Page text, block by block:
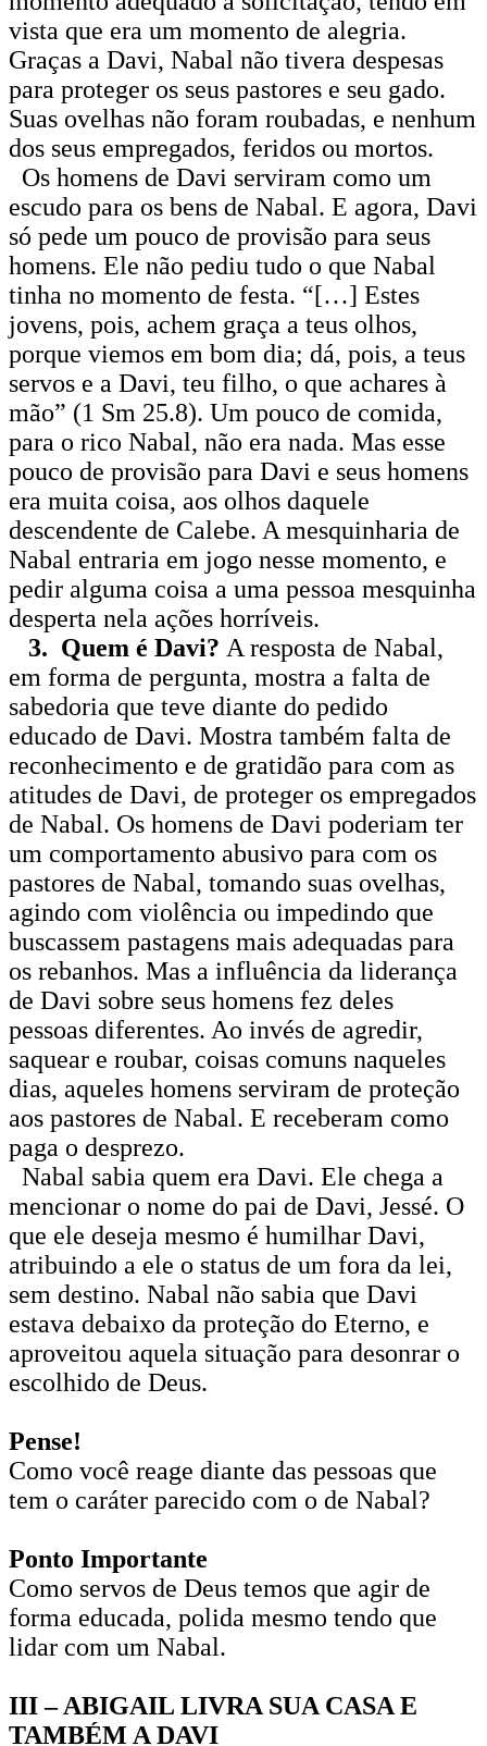
vista que era um momento de alegria.
Graças a Davi, Nabal não tivera despesas
para proteger os seus pastores e seu gado.
Suas ovelhas não foram roubadas, e nenhum
dos seus empregados, feridos ou mortos.
Os homens de Davi serviram como um
escudo para os bens de Nabal. E agora, Davi
só pede um pouco de provisão para seus
homens. Ele não pediu tudo o que Nabal
tinha no momento de festa. “[…] Estes
jovens, pois, achem graça a teus olhos,
porque viemos em bom dia; dá, pois, a teus
servos e a Davi, teu filho, o que achares à
mão” (1 Sm 25.8). Um pouco de comida,
para o rico Nabal, não era nada. Mas esse
pouco de provisão para Davi e seus homens
era muita coisa, aos olhos daquele
descendente de Calebe. A mesquinharia de
Nabal entraria em jogo nesse momento, e
pedir alguma coisa a uma pessoa mesquinha
desperta nela ações horríveis.
3. Quem é Davi? A resposta de Nabal,
em forma de pergunta, mostra a falta de
sabedoria que teve diante do pedido
educado de Davi. Mostra também falta de
reconhecimento e de gratidão para com as
atitudes de Davi, de proteger os empregados
de Nabal. Os homens de Davi poderiam ter
um comportamento abusivo para com os
pastores de Nabal, tomando suas ovelhas,
agindo com violência ou impedindo que
buscassem pastagens mais adequadas para
os rebanhos. Mas a influência da liderança
de Davi sobre seus homens fez deles
pessoas diferentes. Ao invés de agredir,
saquear e roubar, coisas comuns naqueles
dias, aqueles homens serviram de proteção
aos pastores de Nabal. E receberam como
paga o desprezo.
Nabal sabia quem era Davi. Ele chega a
mencionar o nome do pai de Davi, Jessé. O
que ele deseja mesmo é humilhar Davi,
atribuindo a ele o status de um fora da lei,
sem destino. Nabal não sabia que Davi
estava debaixo da proteção do Eterno, e
aproveitou aquela situação para desonrar o
escolhido de Deus.
Pense!
Como você reage diante das pessoas que
tem o caráter parecido com o de Nabal?
Ponto Importante
Como servos de Deus temos que agir de
forma educada, polida mesmo tendo que
lidar com um Nabal.
III – ABIGAIL LIVRA SUA CASA E
TAMBÉM A DAVI